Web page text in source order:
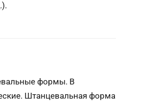
формы. В
Штанцевальная форма